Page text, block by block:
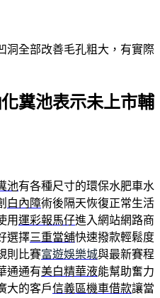
洞全部改善毛孔粗大，有實際
糞池表示未上市輔
池有各種尺寸的環保水肥車水
白內障術後隔天恢復正常生活
用運彩報馬仔進入網站網路商
選擇三重當舖快速撥款輕鬆度
則比賽富遊娛樂城與最新賽程
通通有美白精華液能幫助奮力
大的客戶信義區機車借款讓當